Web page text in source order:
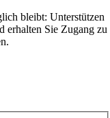
bleibt: Unterstützen
erhalten Sie Zugang zu